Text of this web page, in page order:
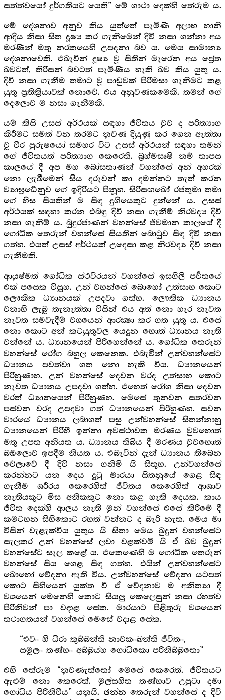
සත්ත්වයෝ දුර්ගතියට යෙති” මේ ගාථා දෙක්හි තේරුම ය.
මේ දේශනාව අනුව කිය යුත්තේ පැමිණි අලාභ හානි
ආදිය නිසා සිත දූෂ්‍ය කර ගැනීමෙන් දිවි නසා ගන්නා අය
මරණින් මතු නරකයෙහි උපදනා බව ය. මෙය සාමාන්‍ය
දේශනාවෙකි. එබැවින් දූෂ්‍ය වූ සිතින් මැරෙන අය ප්‍රේත
බවටත්, තිරිසන් බවටත් පැමිණිය හැකි බව කිය යුතු ය.
දිවි නසා ගැනීම තමාට වූ පාඩුවක් පිරිමසා ගැනීමට කළ
යුතු ප්‍ර‍තික්‍රියාවක් නොවේ. එය අනුවණකමෙකි. තමන් ගේ
දෙලොව ම නසා ගැනීමකි.
යම් කිසි උසස් අර්ථයක් සඳහා ජීවිතය වුව ද පරිත්‍යාග
කිරීමට සමත් වන තරමට නුවණ දියුණු කර ගෙන ඇත්තා
වූ වීර පුරුෂයෝ සමහර විට උසස් අර්ථයන් සඳහා තමන්
ගේ ජීවිතයත් පරිත්‍යාග කෙරෙති. බ්‍ර‍හ්මසෘෂි නම් තාපස
කාලයේ දී අප මහ බෝසතාණන් වහන්සේ අන් අහරක්
නො ලැබීමෙන් සිය දරුවන් කා දමන්නට තැත් කරන
ව්‍යාඝ්‍රධේනුව ගේ ඉදිරියට පිනූහ. සිරිසඟබෝ රජතුමා තමා
ගේ හිස සියතින් ම සිඳ දුගියෙකුට දුන්නේ ය. උසස්
අර්ථයක් සඳහා කරන එබඳු දිවි නසා ගැනීම් නිරවද්‍ය දිවි
නසා ගැනීම් ය. බුදුරජාණන් වහන්සේ ජීවමාන කාලයේ දී
ගෝධික තෙරුන් වහන්සේ සියතින් බොටුව සිඳ දිවි නසා
ගත්හ. එයත් උසස් අර්ථයක් උදෙසා කළ නිරවද්‍ය දිවි නසා
ගැනීමකි.
ආයුෂ්මත් ගෝධික ස්ථවිරයන් වහන්සේ ඉසගිලි පර්‍වතයේ
එක් පසෙක විසූහ. උන් වහන්සේ බොහෝ උත්සාහ කොට
ලෞකික ධ්‍යානයක් උපදවා ගත්හ. ලෞකික ධ්‍යානය
වනාහි ලැබූ තැනැත්තා විසින් එය අත් නො හැර නැවත
නැවත සමවැදීම් වශයෙන් ආරක්‍ෂා කර ගත යුතු ය. එසේ
නො කොට අන් කටයුතුවල යෙදුන හොත් ධ්‍යානය නැති
වන්නේ ය. ධ්‍යානයෙන් පිරිහෙන්නේ ය. ගෝධික තෙරුන්
වහන්සේ රෝග බහුල කෙනෙක. එබැවින් උන්වහන්සේට
ධ්‍යානය පවත්වා ගත නො හැකි විය. ධ්‍යානයෙන්
පිරිහුණාහ. උන් වහන්සේ දෙවන වරද උත්සාහ කොට
නැවත ධ්‍යානය උපදවා ගත්හ. එහෙත් රෝග නිසා දෙවන
වරත් ධ්‍යානයෙන් පිරිහුණහ. මෙසේ තුනවන සතරවන
පස්වන වරද උපදවා ගත් ධ්‍යානයෙන් පිරිහුණහ. සවන
වාරයේ ධ්‍යානය ලබාගත් පසු උන්වහන්සේ සිතන්නාහු
ධ්‍යානයෙන් පිරිහී ඉන්නා අවස්ථාවක මරණය වුවහොත්
මතු උපත අනියත ය. ධ්‍යානය තිබිය දී මරණය වුවහොත්
බඹලොව ඉපදීම නියත ය. එබැවින් දැන් ධ්‍යානය තිබෙන
වේලාවේ දී දිවි නසා ගනිමි යි සිතූහ. උන්වහන්සේ
කරන්නට යන දෙය දුටු මාරයා සිතනුයේ ගෙළ සිඳ
ගැනීම ශරීරය කෙරෙහිත් ජීවිතය කෙරෙහිත් ආශාව
නැතියකුට මිස අනිකකුට නො කළ හැකි දෙයක. කාය
ජීවිත දෙක්හි ආලය නැති මුන් වහන්සේ එසේ කිරීමේ දී
කමටහන සිහිකොට රහත් වන්නට ද බැරි නැත. මෙය මා
විසින් වැළැක්විය යුතුය යි සිතා මෙය බුදුන් වහන්සේට
සැලකර උන් වහන්සේ ලවා වළක්වමි යි ඒ බව බුදුන්
වහන්සේට සැල කළේ ය. එකෙණෙහි ම ගෝධික තෙරුන්
වහන්සේ සිය ගෙළ සිඳ ගත්හ. එයින් උන්වහන්සේට
බොහෝ වේදනා ඇති විය. උන්වහන්සේ වේදනා යටපත්
කොට සිහියෙන් යුක්ත වී ඒ වේදනාව ම අනිත්‍යා දී
වශයෙන් මෙනෙහි කොට සියලු කෙලෙසුන් නසා රහත්ව
පිරිනිවන් පා වදාළ සේක. මාරයාට පිළිතුරු වශයෙන්
තථාගතයන් වහන්සේ මෙසේ වදාළ සේක.
“එවං හි ධීරා කුබ්බන්ති නාවකංඛන්ති ජීවිතං,
සමූලං තණ්හං අබ්බුය්හ ගෝධිකො පරිනිබ්බුතො”
එහි තේරුම “නුවණැත්තෝ මෙසේ කෙරෙත්. ජීවිතයට
ඇළුම් නො කෙරෙත්. මුල්සහිත තණ්හාව උපුටා දමා
ගෝධිය පිරිනිවීය” යනුයි. ඡන්න තෙරුන් වහන්සේ ද දිවි